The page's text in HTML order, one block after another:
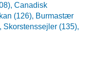
Canadisk
(126), Burmastær
Skorstenssejler (135),